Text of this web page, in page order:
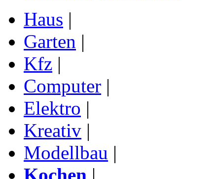
Haus |
Garten |
Kfz |
Computer |
Elektro |
Kreativ |
Modellbau |
Kochen |